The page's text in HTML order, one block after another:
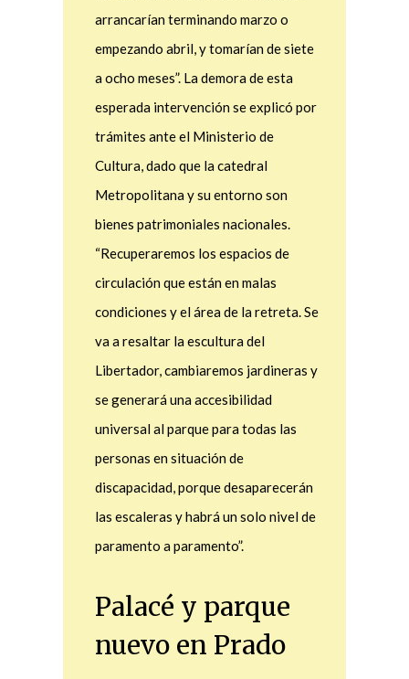
arrancarían terminando marzo o
empezando abril, y tomarían de siete
a ocho meses”. La demora de esta
esperada intervención se explicó por
trámites ante el Ministerio de
Cultura, dado que la catedral
Metropolitana y su entorno son
bienes patrimoniales nacionales.
“Recuperaremos los espacios de
circulación que están en malas
condiciones y el área de la retreta. Se
va a resaltar la escultura del
Libertador, cambiaremos jardineras y
se generará una accesibilidad
universal al parque para todas las
personas en situación de
discapacidad, porque desaparecerán
las escaleras y habrá un solo nivel de
paramento a paramento”.
Palacé y parque
nuevo en Prado